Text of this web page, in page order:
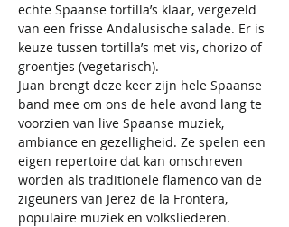
echte Spaanse tortilla’s klaar, vergezeld
van een frisse Andalusische salade. Er is
keuze tussen tortilla’s met vis, chorizo of
groentjes (vegetarisch).
Juan brengt deze keer zijn hele Spaanse
band mee om ons de hele avond lang te
voorzien van live Spaanse muziek,
ambiance en gezelligheid. Ze spelen een
eigen repertoire dat kan omschreven
worden als traditionele flamenco van de
zigeuners van Jerez de la Frontera,
populaire muziek en volksliederen.